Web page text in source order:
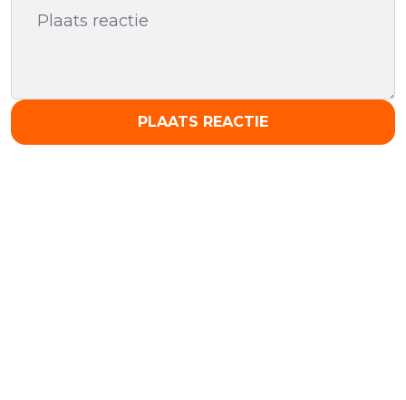
PLAATS REACTIE